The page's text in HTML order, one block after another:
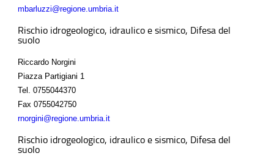
mbarluzzi@regione.umbria.it
Rischio idrogeologico, idraulico e sismico, Difesa del
suolo
Riccardo Norgini
Piazza Partigiani 1
Tel.
0755044370
Fax 0755042750
rnorgini@regione.umbria.it
Rischio idrogeologico, idraulico e sismico, Difesa del
suolo